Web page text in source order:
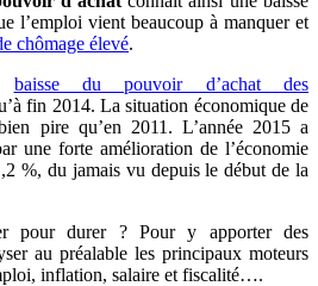
l’emploi vient beaucoup à manquer et
chômage élevé.
baisse du pouvoir d’achat des
fin 2014. La situation économique de
pire qu’en 2011. L’année 2015 a
une forte amélioration de l’économie
%, du jamais vu depuis le début de la
pour durer ? Pour y apporter des
au préalable les principaux moteurs
inflation, salaire et fiscalité….